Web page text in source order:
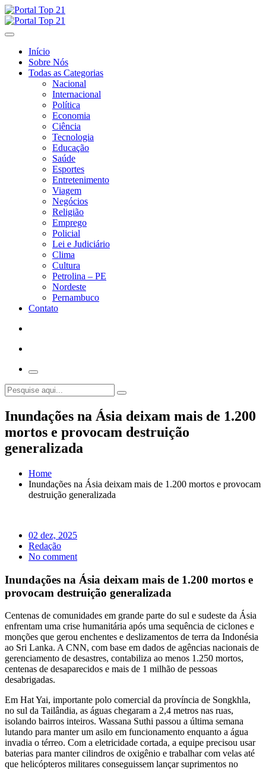
Skip
to
content
Início
Sobre Nós
Todas as Categorias
Nacional
Internacional
Política
Economia
Ciência
Tecnologia
Educação
Saúde
Esportes
Entretenimento
Viagem
Negócios
Religião
Emprego
Policial
Lei e Judiciário
Clima
Cultura
Petrolina – PE
Nordeste
Pernambuco
Contato
Inundações na Ásia deixam mais de 1.200
mortos e provocam destruição
generalizada
Home
Inundações na Ásia deixam mais de 1.200 mortos e provocam
destruição generalizada
02 dez, 2025
Redação
No comment
Inundações na Ásia deixam mais de 1.200 mortos e
provocam destruição generalizada
Centenas de comunidades em grande parte do sul e sudeste da Ásia
enfrentam uma crise humanitária após uma sequência de ciclones e
monções que gerou enchentes e deslizamentos de terra da Indonésia
ao Sri Lanka. A CNN, com base em dados de agências nacionais de
gerenciamento de desastres, contabiliza ao menos 1.250 mortos,
centenas de desaparecidos e mais de 1 milhão de pessoas
desabrigadas.
Em Hat Yai, importante polo comercial da província de Songkhla,
no sul da Tailândia, as águas chegaram a 2,4 metros nas ruas,
isolando bairros inteiros. Wassana Suthi passou a última semana
lutando para manter um asilo em funcionamento enquanto a água
invadia o térreo. Com a eletricidade cortada, a equipe precisou usar
baterias para manter cilindros de oxigênio e trabalhar com velas até
que helicópteros militares conseguissem lançar suprimentos no